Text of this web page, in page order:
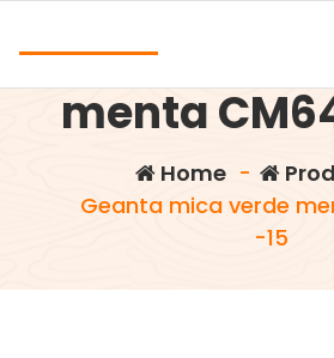
Geanta
menta
Home-
Geanta mica verde
-15